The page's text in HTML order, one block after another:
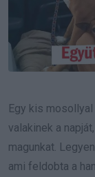
Egy kis
valakinek a
magunkat.
ami feldobta a